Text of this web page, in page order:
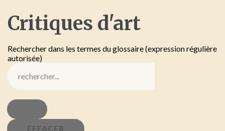
Critiques d'art
Rechercher dans les termes du glossaire (expression régulière
autorisée)